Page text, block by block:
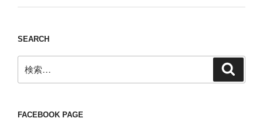
SEARCH
索:
FACEBOOK PAGE